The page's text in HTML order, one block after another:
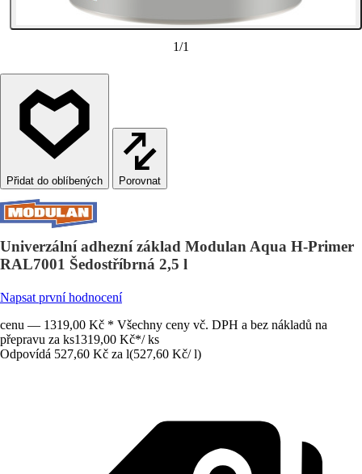
1/1
Porovnat
Univerzální adhezní základ Modulan Aqua H-Primer
RAL7001 Šedostříbrná 2,5 l
Napsat první hodnocení
cenu — 1319,00 Kč * Všechny ceny vč. DPH a bez nákladů na
přepravu za ks1319,00 Kč*/ ks
Odpovídá 527,60 Kč za l(527,60 Kč/ l)